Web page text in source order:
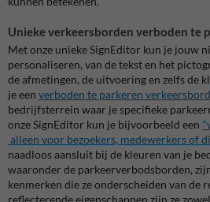
Unieke verkeersborden verboden te
Met onze unieke SignEditor kun je jouw
personaliseren, van de tekst en het
de afmetingen, de uitvoering en zelfs de
je een verboden te parkeren verkeersbord
bedrijfsterrein waar je specifieke
onze SignEditor kun je bijvoorbeeld een
alleen voor bezoekers, medewerkers of
naadloos aansluit bij de kleuren van je
waaronder de parkeerverbodsborden,
kenmerken die ze onderscheiden van de